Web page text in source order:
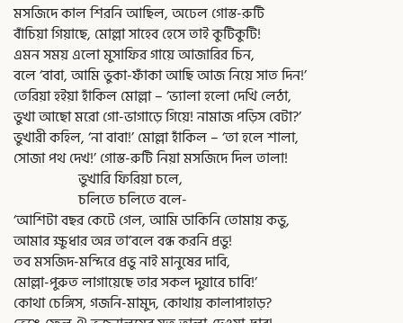
মসজিদে কাল শিরনি আছিল, অঢেল গোস্ত-রুটি
বাঁচিয়া গিয়াছে, মোল্লা সাহেব হেসে তাই কুটিকুটি!
এমন সময় এলো মুসাফির গায়ে আজারির চিন,
বলে ‘বাবা, আমি ভুকা-ফাঁকা আছি আজ নিয়ে সাত দিন!’
তেরিয়া হইয়া হাঁকিল মোল্লা – ‘ভ্যালা হলো দেখি লেঠা,
ভুখা আছো মরো গো-ভাগাড়ে গিয়ে! নামাজ পড়িস বেটা?’
ভুখারী কহিল, ‘না বাবা!’ মোল্লা হাঁকিল – ‘তা হলে শালা,
সোজা পথ দেখ!’ গোস্ত-রুটি নিয়া মসজিদে দিল তালা!
ভুখারি ফিরিয়া চলে,
চলিতে চলিতে বলে-
‘আশিটা বছর কেটে গেল, আমি ডাকিনি তোমায় কভু,
আমার ক্ষুধার অন্ন তা’বলে বন্ধ করনি প্রভু!
তব মসজিদ-মন্দিরে প্রভু নাই মানুষের দাবি,
মোল্লা-পুরুত লাগায়েছে তার সকল দুয়ারে চাবি!’
কোথা চেঙ্গিস, গজনি-মামুদ, কোথায় কালাপাহাড়?